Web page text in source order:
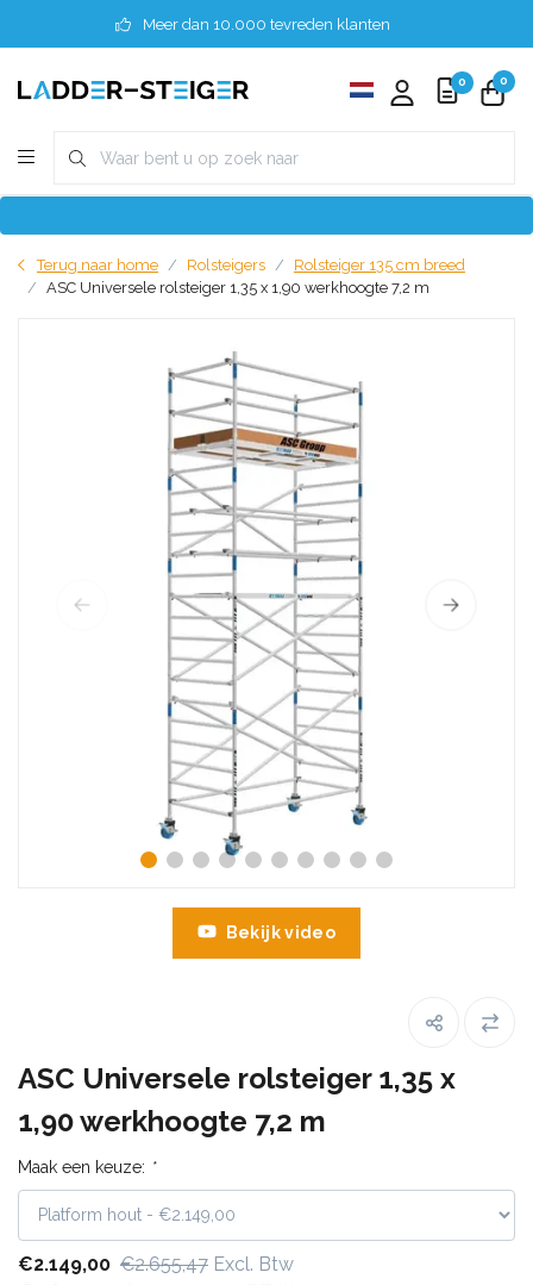
Meer dan 10.000 tevreden klanten
0 0
Terug naar home Rolsteigers
Rolsteiger 135 cm breed
ASC Universele rolsteiger 1,35 x 1,90 werkhoogte 7,2 m
Bekijk video
ASC Universele rolsteiger 1,35 x
1,90 werkhoogte 7,2 m
Maak een keuze: *
€2.149,00 €2.655,47 Excl. Btw